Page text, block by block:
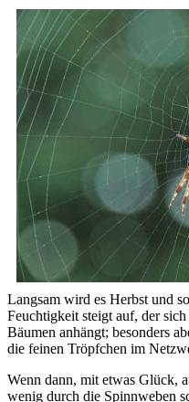
Langsam wird es Herbst und
Feuchtigkeit steigt auf, der
Bäumen anhängt; besonders
die feinen Tröpfchen im
Wenn dann, mit etwas Glück,
wenig durch die Spinnweben